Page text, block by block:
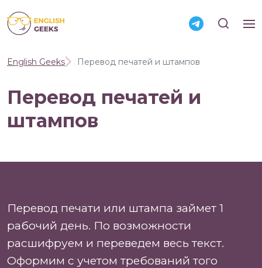
Geeks
English Geeks Перевод печатей и штампов
Перевод печатей и
штампов
Перевод печати или штампа займет 1
рабочий день. По возможности
расшифруем и переведем весь текст.
Оформим с учетом требований того